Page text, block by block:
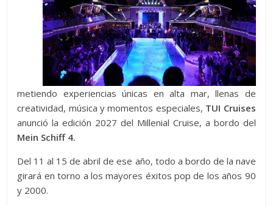
metiendo experiencias únicas en alta mar, llenas de
creatividad, música y momentos especiales, TUI Cruises
anunció la edición 2027 del Millenial Cruise, a bordo del
Mein Schiff 4.
Del 11 al 15 de abril de ese año, todo a bordo de la nave
girará en torno a los mayores éxitos pop de los años 90
y 2000.